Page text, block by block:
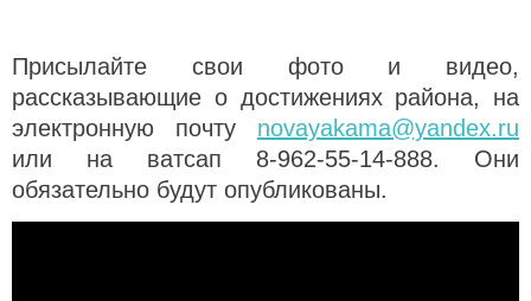
Присылайте свои фото и видео,
рассказывающие о достижениях района, на
электронную почту novayakama@yandex.ru
или на ватсап 8-962-55-14-888. Они
обязательно будут опубликованы.